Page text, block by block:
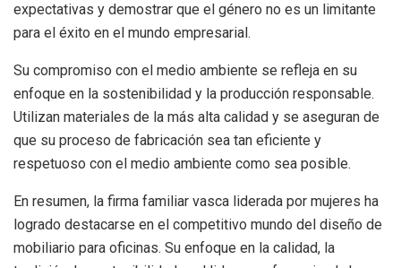
expectativas y demostrar que el género no es un limitante
para el éxito en el mundo empresarial.
Su compromiso con el medio ambiente se refleja en su
enfoque en la sostenibilidad y la producción responsable.
Utilizan materiales de la más alta calidad y se aseguran de
que su proceso de fabricación sea tan eficiente y
respetuoso con el medio ambiente como sea posible.
En resumen, la firma familiar vasca liderada por mujeres ha
logrado destacarse en el competitivo mundo del diseño de
mobiliario para oficinas. Su enfoque en la calidad, la